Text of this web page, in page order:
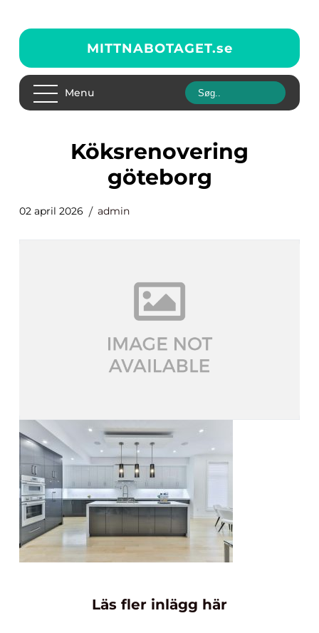
MITTNABOTAGET.se
Menu
köksrenovering
göteborg
02 april 2026 admin
Läs fler inlägg här